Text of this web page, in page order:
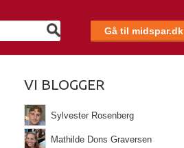
Gå til midspar.dk
VI BLOGGER
Sylvester Rosenberg
Mathilde Dons Graversen